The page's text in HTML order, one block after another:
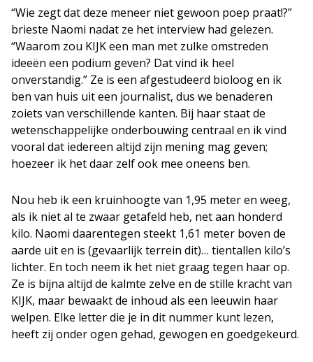
“Wie zegt dat deze meneer niet gewoon poep praat!?”
brieste Naomi nadat ze het interview had gelezen.
“Waarom zou KIJK een man met zulke omstreden
ideeën een podium geven? Dat vind ik heel
onverstandig.” Ze is een afgestudeerd bioloog en ik
ben van huis uit een journalist, dus we benaderen
zoiets van verschillende kanten. Bij haar staat de
wetenschappelijke onderbouwing centraal en ik vind
vooral dat iedereen altijd zijn mening mag geven;
hoezeer ik het daar zelf ook mee oneens ben.
Nou heb ik een kruinhoogte van 1,95 meter en weeg,
als ik niet al te zwaar getafeld heb, net aan honderd
kilo. Naomi daarentegen steekt 1,61 meter boven de
aarde uit en is (gevaarlijk terrein dit)… tientallen kilo’s
lichter. En toch neem ik het niet graag tegen haar op.
Ze is bijna altijd de kalmte zelve en de stille kracht van
KIJK, maar bewaakt de inhoud als een leeuwin haar
welpen. Elke letter die je in dit nummer kunt lezen,
heeft zij onder ogen gehad, gewogen en goedgekeurd.